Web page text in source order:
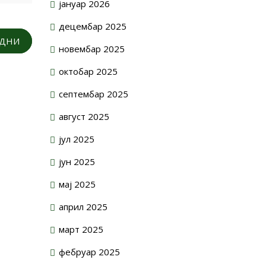
јануар 2026
децембар 2025
новембар 2025
октобар 2025
септембар 2025
август 2025
јул 2025
јун 2025
мај 2025
април 2025
март 2025
фебруар 2025